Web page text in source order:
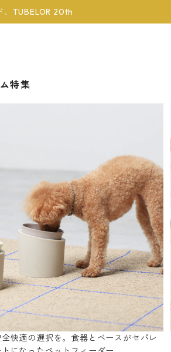
、TUBELOR 20th
特集
全快適の選択を。食器とベースがセパレ